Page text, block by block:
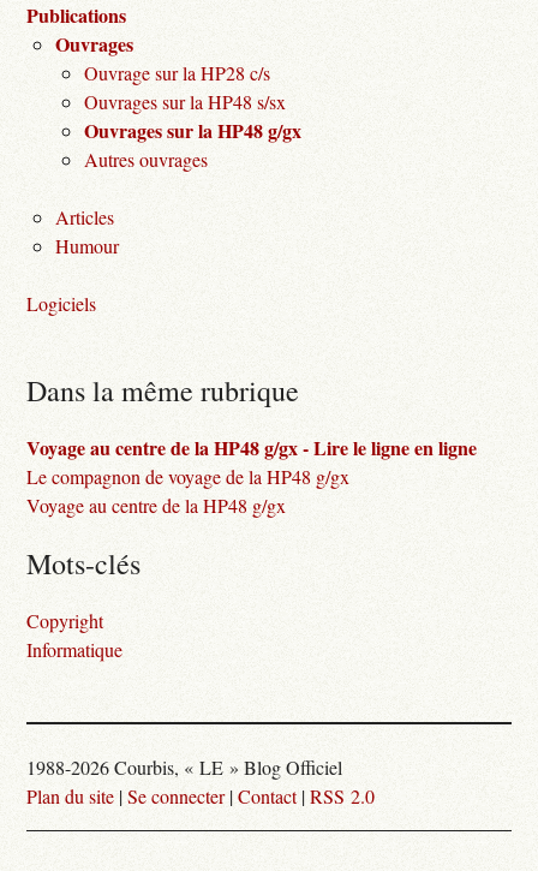
Publications
Ouvrages
Ouvrage sur la HP28 c/s
Ouvrages sur la HP48 s/sx
Ouvrages sur la HP48 g/gx
Autres ouvrages
Articles
Humour
Logiciels
Dans la même rubrique
Voyage au centre de la HP48 g/gx - Lire le ligne en ligne
Le compagnon de voyage de la HP48 g/gx
Voyage au centre de la HP48 g/gx
Mots-clés
Copyright
Informatique
1988-2026 Courbis, « LE » Blog Officiel
Plan du site |Se connecter|Contact|RSS 2.0